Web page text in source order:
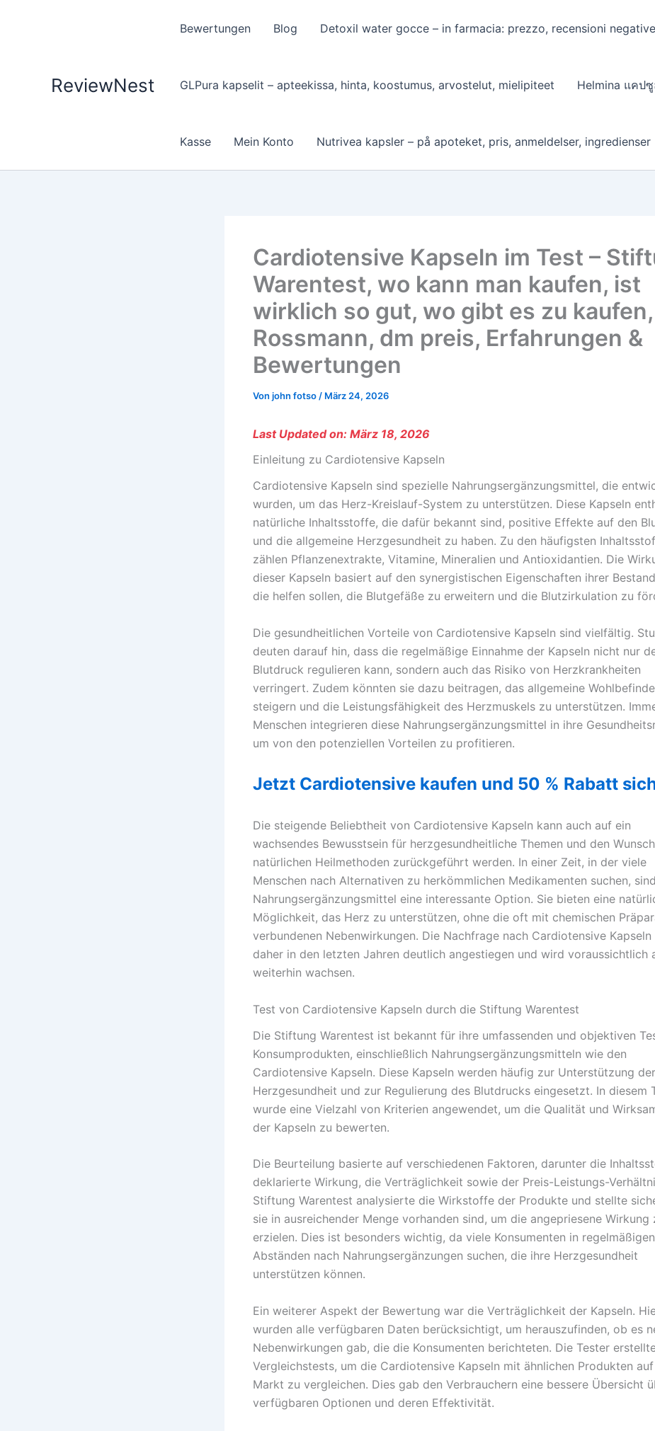
ReviewNest
Bewertungen Blog Detoxil water gocce – in farmacia: prezzo, recensioni
GLPura kapselit – apteekissa, hinta, koostumus, arvostelut, mielipiteet Helmina แคป
Kasse Mein Konto Nutrivea kapsler – på apoteket, pris, anmeldelser, ingredienser
Cardiotensive Kapseln im Test –
Warentest, wo kann man kaufen, ist
wirklich so gut, wo gibt es zu kaufen,
Rossmann, dm preis, Erfahrungen &
Bewertungen
Von john fotso / März 24, 2026
Last Updated on: März 18, 2026
Einleitung zu Cardiotensive Kapseln
Cardiotensive Kapseln sind spezielle Nahrungsergänzungsmittel, die
wurden, um das Herz-Kreislauf-System zu unterstützen. Diese Kapseln
natürliche Inhaltsstoffe, die dafür bekannt sind, positive Effekte auf den
und die allgemeine Herzgesundheit zu haben. Zu den häufigsten
zählen Pflanzenextrakte, Vitamine, Mineralien und Antioxidantien. Die
dieser Kapseln basiert auf den synergistischen Eigenschaften ihrer
die helfen sollen, die Blutgefäße zu erweitern und die Blutzirkulation zu
Die gesundheitlichen Vorteile von Cardiotensive Kapseln sind vielfältig.
deuten darauf hin, dass die regelmäßige Einnahme der Kapseln nicht nur
Blutdruck regulieren kann, sondern auch das Risiko von Herzkrankheiten
verringert. Zudem könnten sie dazu beitragen, das allgemeine
steigern und die Leistungsfähigkeit des Herzmuskels zu unterstützen.
Menschen integrieren diese Nahrungsergänzungsmittel in ihre
um von den potenziellen Vorteilen zu profitieren.
Jetzt Cardiotensive kaufen und 50 % Rabatt
Die steigende Beliebtheit von Cardiotensive Kapseln kann auch auf ein
wachsendes Bewusstsein für herzgesundheitliche Themen und den
natürlichen Heilmethoden zurückgeführt werden. In einer Zeit, in der viele
Menschen nach Alternativen zu herkömmlichen Medikamenten suchen,
Nahrungsergänzungsmittel eine interessante Option. Sie bieten eine
Möglichkeit, das Herz zu unterstützen, ohne die oft mit chemischen
verbundenen Nebenwirkungen. Die Nachfrage nach Cardiotensive Kapseln
daher in den letzten Jahren deutlich angestiegen und wird voraussichtlich
weiterhin wachsen.
Test von Cardiotensive Kapseln durch die Stiftung Warentest
Die Stiftung Warentest ist bekannt für ihre umfassenden und objektiven
Konsumprodukten, einschließlich Nahrungsergänzungsmitteln wie den
Cardiotensive Kapseln. Diese Kapseln werden häufig zur Unterstützung der
Herzgesundheit und zur Regulierung des Blutdrucks eingesetzt. In diesem
wurde eine Vielzahl von Kriterien angewendet, um die Qualität und
der Kapseln zu bewerten.
Die Beurteilung basierte auf verschiedenen Faktoren, darunter die
deklarierte Wirkung, die Verträglichkeit sowie der Preis-Leistungs-
Stiftung Warentest analysierte die Wirkstoffe der Produkte und stellte
sie in ausreichender Menge vorhanden sind, um die angepriesene Wirkung
erzielen. Dies ist besonders wichtig, da viele Konsumenten in regelmäßigen
Abständen nach Nahrungsergänzungen suchen, die ihre Herzgesundheit
unterstützen können.
Ein weiterer Aspekt der Bewertung war die Verträglichkeit der Kapseln.
wurden alle verfügbaren Daten berücksichtigt, um herauszufinden, ob es
Nebenwirkungen gab, die die Konsumenten berichteten. Die Tester
Vergleichstests, um die Cardiotensive Kapseln mit ähnlichen Produkten
Markt zu vergleichen. Dies gab den Verbrauchern eine bessere Übersicht
verfügbaren Optionen und deren Effektivität.